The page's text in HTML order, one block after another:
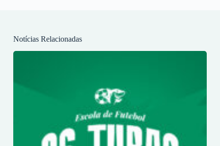
Notícias Relacionadas